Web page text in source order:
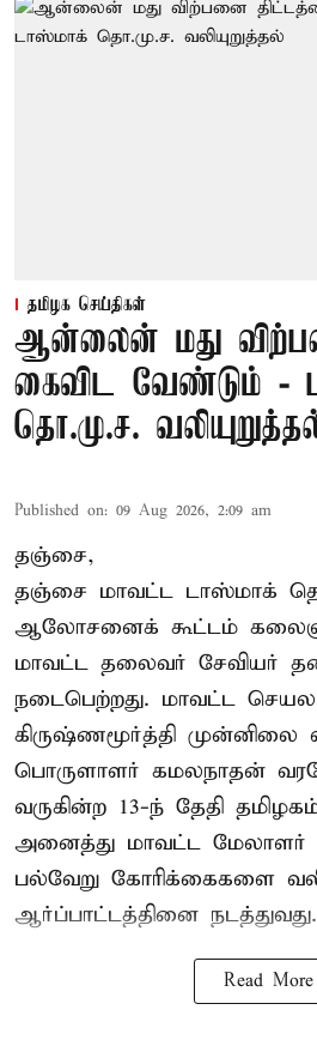
தமிழக செய்திகள்
ஆன்லைன் மது
கைவிட வேண்டும் -
தொ.மு.ச.
Published on: 09 Aug 2026, 2:09 am
தஞ்சை,
தஞ்சை மாவட்ட டாஸ்மாக்
ஆலோசனைக் கூட்டம்
மாவட்ட தலைவர் சேவியர்
நடைபெற்றது. மாவட்ட
கிருஷ்ணமூர்த்தி முன்னிலை
பொருளாளர் கமலநாதன்
வருகின்ற 13-ந் தேதி
அனைத்து மாவட்ட மேலாளர்
பல்வேறு கோரிக்கைகளை
ஆர்ப்பாட்டத்தினை நடத்துவது.
Read More